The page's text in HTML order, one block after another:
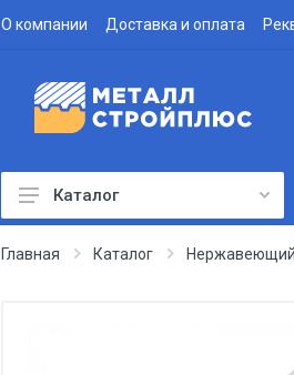
О компании Доставка и оплата
Профнастил
Каталог
Главная Каталог